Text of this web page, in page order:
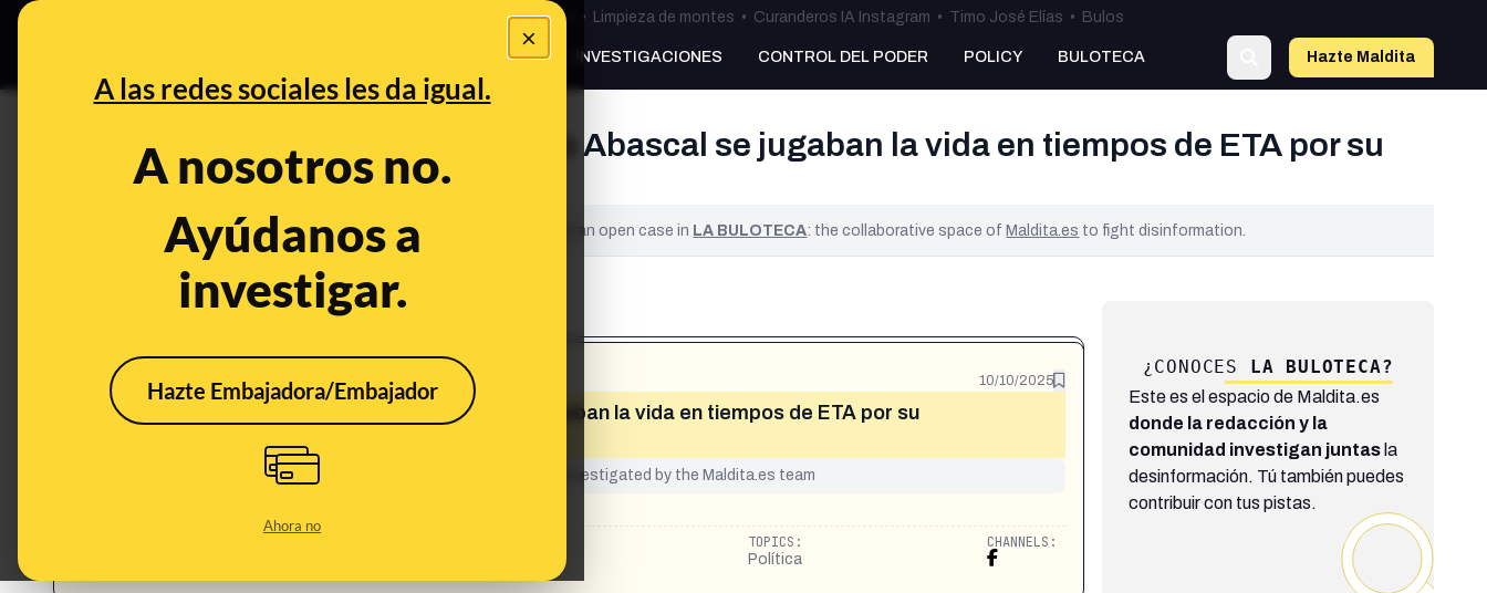
×
A las redes sociales les da igual.
A nosotros no.
Ayúdanos a
investigar.
Hazte Embajadora/Embajador
Ahora no
Bulos Ceuta • Limpieza de montes • Curanderos IA Instagram • Timo José Elías • Bulos
PREBUNKING INVESTIGACIONES CONTROL DEL PODER POLICY BULOTECA Hazte Maldita
¿Los guardaespaldas de Santiago Abascal se jugaban la vida en tiempos de ETA por su
comportamiento?
This content has NOT yet been verified. It is an open case in LA BULOTECA: the collaborative space ofMaldita.es to fight disinformation.
What's being said: 10/10/2025
«Los guardaespaldas de Santiago Abascal se jugaban la vida en tiempos de ETA por su
This content has not yet been investigated by the Maldita.es team
https://www.facebook.com/share/v/16VQeW21ip/
TOPICS:
Política
CHANNELS:
¿CONOCES LA BULOTECA?
Este es el espacio de Maldita.es
donde la redacción y la
comunidad investigan juntasla
desinformación. Tú también puedes
contribuir con tus pistas.